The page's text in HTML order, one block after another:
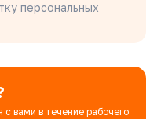
персональных
вами в течение рабочего